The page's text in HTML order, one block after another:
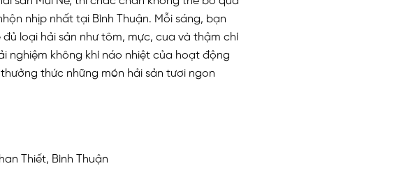
nhịp nhất tại Bình Thuận. Mỗi sáng, bạn
loại hải sản như tôm, mực, cua và thậm chí
nghiệm không khí náo nhiệt của hoạt động
thức những món hải sản tươi ngon
Thiết, Bình Thuận